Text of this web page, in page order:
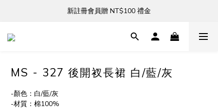
新註冊會員贈 NT$100 禮金
新註冊會員贈 NT$100 禮金
全館滿 NT$3,000 免運
MS - 327 後開衩長裙 白/藍/灰
-顏色：白/藍/灰
-材質：棉100%